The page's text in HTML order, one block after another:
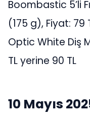
Boombastic 5’li
(175 g), Fiyat: 79
Optic White Diş
TL yerine 90 TL
10 Mayıs